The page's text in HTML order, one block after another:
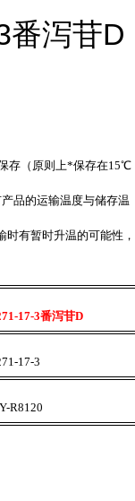
番泻苷D
存（原则上*保存在15℃
品的运输温度与储存温
有暂时升温的可能性，
17-3番泻苷D
17-3
R8120